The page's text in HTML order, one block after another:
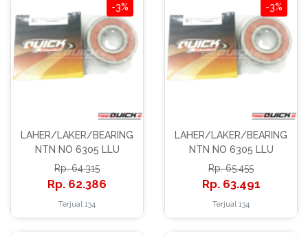
-3%
LAHER/LAKER/BEARING
NTN NO 6305 LLU
64.315
62.386
Terjual 134
-3%
LAHER/LAKER/BEARING
NTN NO 6305 LLU
65.455
63.491
Terjual 134